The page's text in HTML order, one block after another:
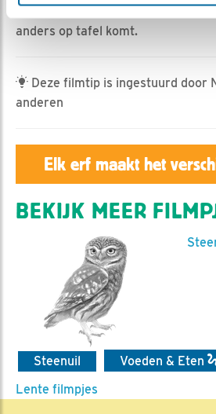
gekregen. De kuikens worden erg
anders op tafel komt.
Deze filmtip is ingestuurd door
anderen
Elk erf maakt het
BEKIJK MEER
Steenuil Voeden & Eten
Lente filmpjes